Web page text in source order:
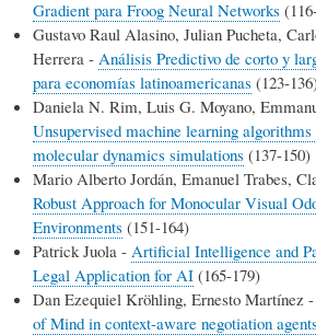
Gradient para Froog Neural Networks
Gustavo Raul Alasino, Julian Pucheta,
Herrera - Análisis Predictivo de corto y
para economías latinoamericanas (123-
Daniela N. Rim, Luis G. Moyano,
Unsupervised machine learning
molecular dynamics simulations (137-150)
Mario Alberto Jordán, Emanuel Trabes,
Robust Approach for Monocular Visual
Environments (151-164)
Patrick Juola - Artificial Intelligence and
Legal Application for AI (165-179)
Dan Ezequiel Kröhling, Ernesto Martínez -
of Mind in context-aware negotiation